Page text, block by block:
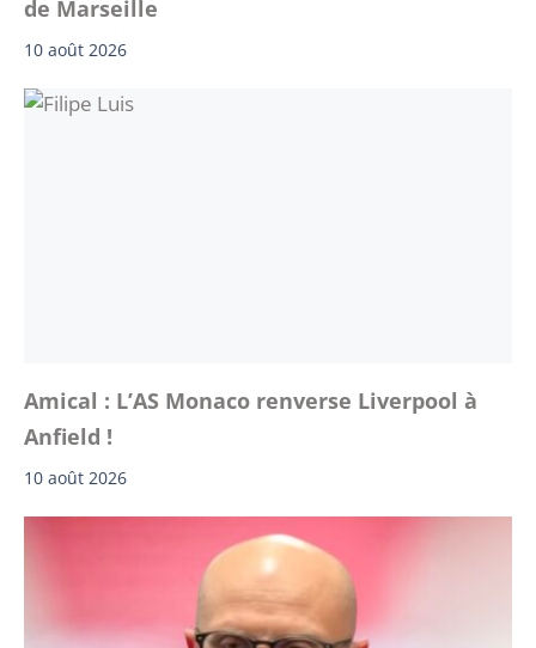
de Marseille
10 août 2026
Amical : L’AS Monaco renverse Liverpool à
Anfield !
10 août 2026